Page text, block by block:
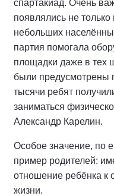
спартакиад. Очень
появлялись не
небольших
партия помогала
площадки даже в тех
были предусмотрены
тысячи ребят
заниматься
Александр Карелин.
Особое значение, по
пример родителей:
отношение ребёнка к
жизни.